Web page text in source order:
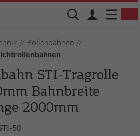
// Rollenbahnen //
STI-Tragrolle
Bahnbreite
2000mm
50